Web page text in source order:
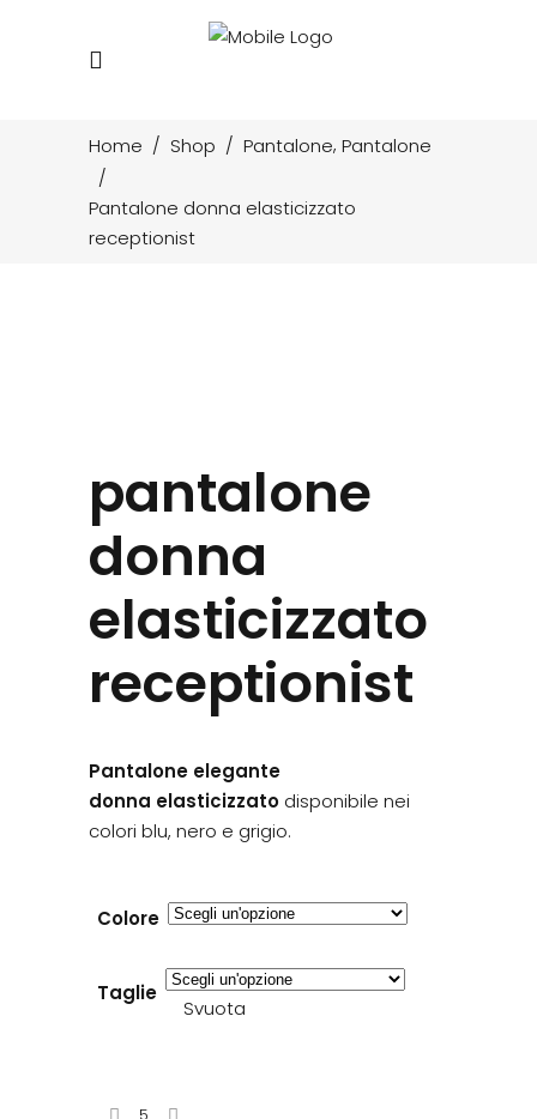
Home / Shop / Pantalone, Pantalone
/
Pantalone donna elasticizzato
receptionist
pantalone
donna
elasticizzato
receptionist
Pantalone elegante
donna elasticizzato disponibile nei
colori blu, nero e grigio.
Colore
Taglie
Svuota